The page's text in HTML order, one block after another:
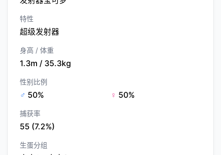
特性
超级发射器
身高 / 体重
1.3m / 35.3kg
性别比例
♂ 50% ♀ 50%
捕获率
55 (7.2%)
生蛋分组